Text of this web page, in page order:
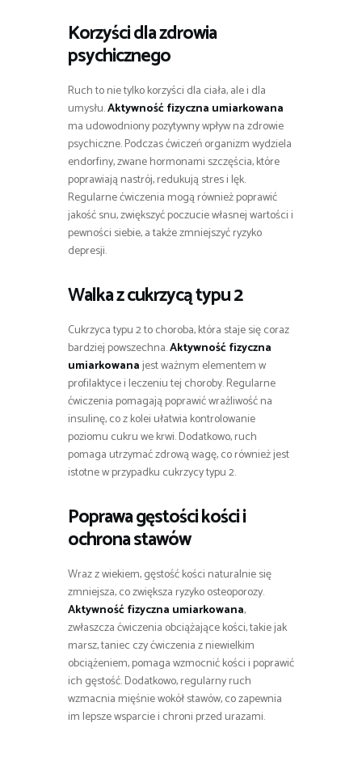
Korzyści dla zdrowia
psychicznego
Ruch to nie tylko korzyści dla ciała, ale i dla
umysłu.Aktywność fizyczna umiarkowana
ma udowodniony pozytywny wpływ na zdrowie
psychiczne. Podczas ćwiczeń organizm wydziela
endorfiny, zwane hormonami szczęścia, które
poprawiają nastrój, redukują stres i lęk.
Regularne ćwiczenia mogą również poprawić
jakość snu, zwiększyć poczucie własnej wartości i
pewności siebie, a także zmniejszyć ryzyko
depresji.
Walka z cukrzycą typu 2
Cukrzyca typu 2 to choroba, która staje się coraz
bardziej powszechna.Aktywność fizyczna
umiarkowanajest ważnym elementem w
profilaktyce i leczeniu tej choroby. Regularne
ćwiczenia pomagają poprawić wrażliwość na
insulinę, co z kolei ułatwia kontrolowanie
poziomu cukru we krwi. Dodatkowo, ruch
pomaga utrzymać zdrową wagę, co również jest
istotne w przypadku cukrzycy typu 2.
Poprawa gęstości kości i
ochrona stawów
Wraz z wiekiem, gęstość kości naturalnie się
zmniejsza, co zwiększa ryzyko osteoporozy.
Aktywność fizyczna umiarkowana,
zwłaszcza ćwiczenia obciążające kości, takie jak
marsz, taniec czy ćwiczenia z niewielkim
obciążeniem, pomaga wzmocnić kości i poprawić
ich gęstość. Dodatkowo, regularny ruch
wzmacnia mięśnie wokół stawów, co zapewnia
im lepsze wsparcie i chroni przed urazami.